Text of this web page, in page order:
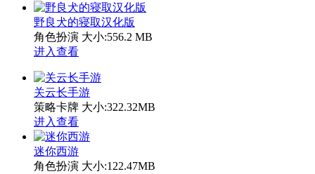
野良犬的寝取汉化版
角色扮演 大小:556.2 MB
进入查看
关云长手游
策略卡牌 大小:322.32MB
进入查看
迷你西游
角色扮演 大小:122.47MB